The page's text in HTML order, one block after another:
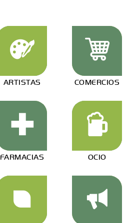
ARTISTAS COMERCIOS
FARMACIAS OCIO